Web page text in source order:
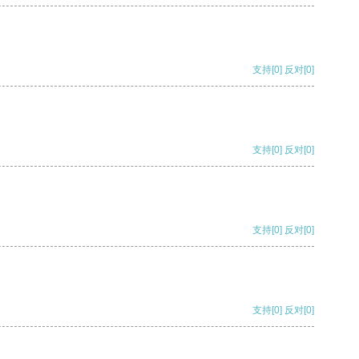
支持[0] 反对[0]
支持[0] 反对[0]
支持[0] 反对[0]
支持[0] 反对[0]